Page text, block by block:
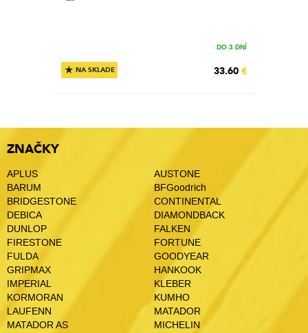
★ NA SKLADE
DO 3 DNÍ
33.60 €
ZNAČKY
APLUS
AUSTONE
BARUM
BFGoodrich
BRIDGESTONE
CONTINENTAL
DEBICA
DIAMONDBACK
DUNLOP
FALKEN
FIRESTONE
FORTUNE
FULDA
GOODYEAR
GRIPMAX
HANKOOK
IMPERIAL
KLEBER
KORMORAN
KUMHO
LAUFENN
MATADOR
MATADOR AS
MICHELIN